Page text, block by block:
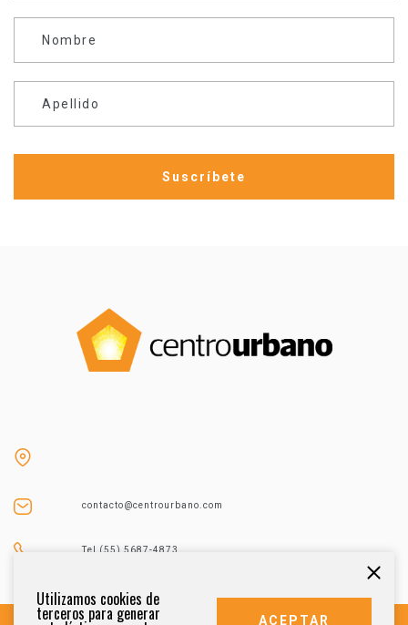
Nombre
Apellido
contacto@centrourbano.com
Tel (55) 5687-4873
Utilizamos cookies de
terceros para generar ACEPTAR